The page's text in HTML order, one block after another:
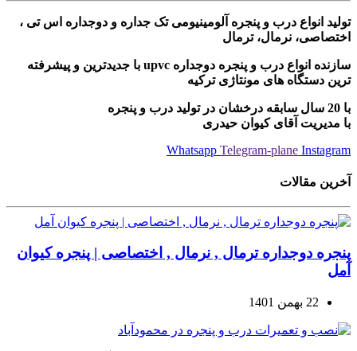
تولید انواع درب و پنجره آلومینیومی تک جداره و دوجداره اس تی ،
اختصاصی، نرمال، ترمال
سازنده انواع درب و پنجره دوجداره upvc با جدیدترین و پیشرفته
ترین دستگاه های مونتاژی ترکیه
با 20 سال سابقه درخشان در تولید درب و پنجره
با مدیریت آقای کیوان حیدری
Whatsapp Telegram-plane Instagram
آخرین مقالات
پنجره دوجداره ترمال , نرمال , اختصاصی | پنجره کیوان
آمل
22 بهمن 1401